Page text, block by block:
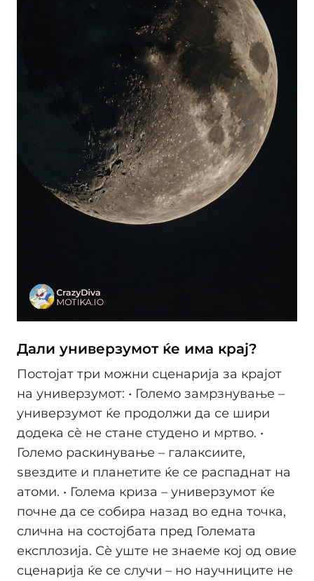
Дали универзумот ќе има крај?
Постојат три можни сценарија за крајот
на универзумот: • Големо замрзнување –
универзумот ќе продолжи да се шири
додека сè не стане студено и мртво. •
Големо раскинување – галаксиите,
ѕвездите и планетите ќе се распаднат на
атоми. • Голема криза – универзумот ќе
почне да се собира назад во една точка,
слична на состојбата пред Големата
експлозија. Сè уште не знаеме кој од овие
сценарија ќе се случи – но научниците не